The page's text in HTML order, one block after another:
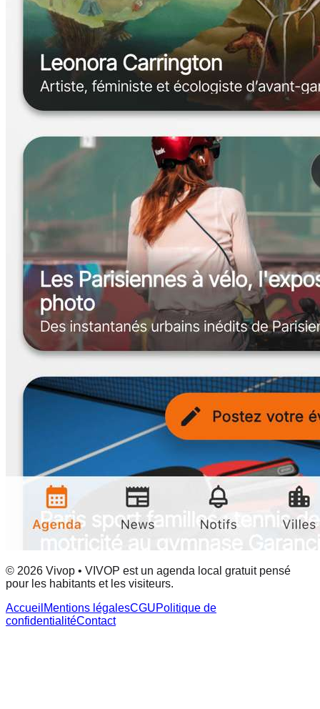
© 2026 Vivop • VIVOP est un agenda local gratuit pensé
pour les habitants et les visiteurs.
Accueil Mentions légalesCGUPolitique de
confidentialitéContact